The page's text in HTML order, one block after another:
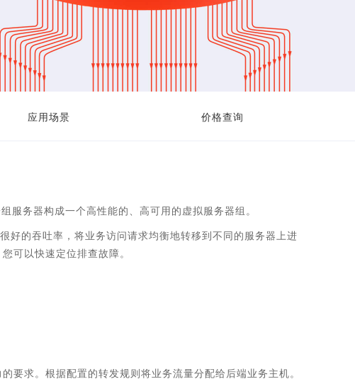
应用场景 价格查询
务器构成一个高性能的、高可用的虚拟服务器组。
好的吞吐率，将业务访问请求均衡地转移到不同的服务器上进
可以快速定位排查故障。
要求。根据配置的转发规则将业务流量分配给后端业务主机。